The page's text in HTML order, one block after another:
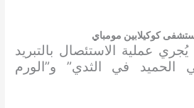
كوكيلابين مومباي
عملية الاستئصال بالتبريد
الحميد في الثدي” و”الورم